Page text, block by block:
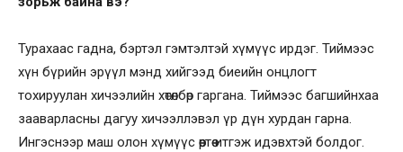
Турахаас гадна, бэртэл гэмтэлтэй хүмүүс ирдэг. Тиймээс
хүн бүрийн эрүүл мэнд хийгээд биеийн онцлогт
тохируулан хичээлийн хөтөлбөр гаргана. Тиймээс багшийнхаа
зааварласны дагуу хичээллэвэл үр дүн хурдан гарна.
Ингэснээр маш олон хүмүүс өөртөө итгэж идэвхтэй болдог.